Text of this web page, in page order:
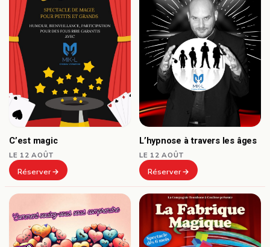
C’est magic
LE 12 AOÛT
Réserver
L’hypnose à travers les âges
LE 12 AOÛT
Réserver